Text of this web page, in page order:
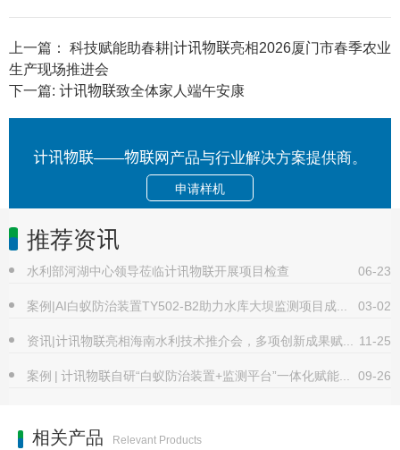
上一篇： 科技赋能助春耕|计讯物联亮相2026厦门市春季农业
生产现场推进会
下一篇: 计讯物联致全体家人端午安康
计讯物联——物联网产品与行业解决方案提供商。
申请样机
推荐资讯
水利部河湖中心领导莅临计讯物联开展项目检查
06-23
案例|AI白蚁防治装置TY502-B2助力水库大坝监测项目成功验收
03-02
资讯|计讯物联亮相海南水利技术推介会，多项创新成果赋能水利建设 11-25
案例 | 计讯物联自研“白蚁防治装置+监测平台”一体化赋能堤坝可视化精准治蚁! 09-26
相关产品 Relevant Products